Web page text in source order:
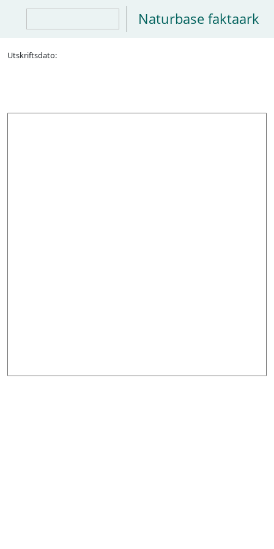
Naturbase faktaark
Utskriftsdato: